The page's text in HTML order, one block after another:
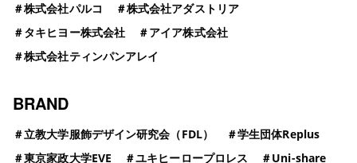
＃株式会社パルコ ＃株式会社アダストリア
＃タキヒヨー株式会社 ＃アイア株式会社
＃株式会社ティンパンアレイ
BRAND
＃立教大学服飾デザイン研究会（FDL） ＃学生団体Replus
＃東京家政大学EVE ＃ユキヒーロープロレス ＃Uni-share